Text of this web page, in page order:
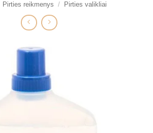
Pirties reikmenys / Pirties valikliai